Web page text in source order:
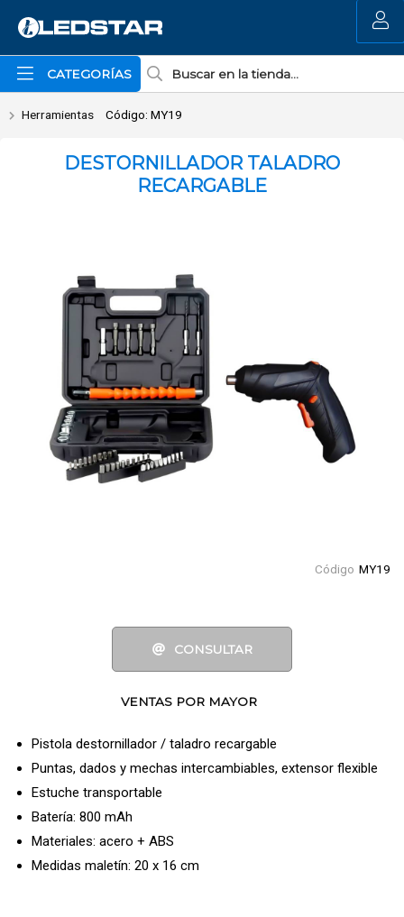
Enviar a email
CATEGORÍAS
MI COMPRA
Herramientas Código: MY19
DESTORNILLADOR TALADRO
RECARGABLE
Código MY19
CONSULTAR
VENTAS POR MAYOR
Pistola destornillador / taladro recargable
Puntas, dados y mechas intercambiables, extensor flexible
Estuche transportable
Batería: 800 mAh
Materiales: acero + ABS
Medidas maletín: 20 x 16 cm